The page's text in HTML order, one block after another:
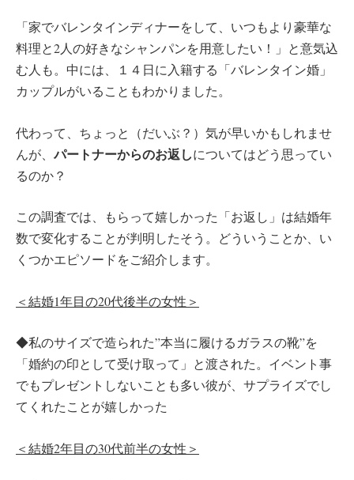
「家でバレンタインディナーをして、いつもより豪華な
料理と2人の好きなシャンパンを用意したい！」と意気込
む人も。中には、１４日に入籍する「バレンタイン婚」
カップルがいることもわかりました。
代わって、ちょっと（だいぶ？）気が早いかもしれませ
んが、パートナーからのお返しについてはどう思ってい
るのか？
この調査では、もらって嬉しかった「お返し」は結婚年
数で変化することが判明したそう。どういうことか、い
くつかエピソードをご紹介します。
＜結婚1年目の20代後半の女性＞
◆私のサイズで造られた”本当に履けるガラスの靴”を
「婚約の印として受け取って」と渡された。イベント事
でもプレゼントしないことも多い彼が、サプライズでし
てくれたことが嬉しかった
＜結婚2年目の30代前半の女性＞